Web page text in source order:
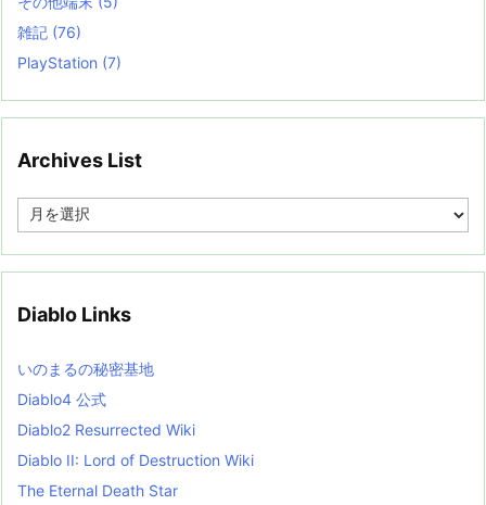
雑記 (76)
PlayStation (7)
Archives List
e
i
s
t
Diablo Links
いのまるの秘密基地
Diablo4 公式
Diablo2 Resurrected Wiki
Diablo II: Lord of Destruction Wiki
The Eternal Death Star